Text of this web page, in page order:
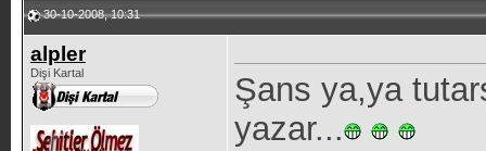
30-10-2008, 10:31
alpler
Dişi Kartal
Şans ya,ya
yazar...